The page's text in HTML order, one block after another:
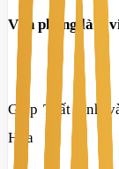
Văn phòng làm
Giáp Tuất sinh
Hỏa